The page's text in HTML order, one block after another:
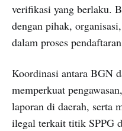
verifikasi yang berlaku.
dengan pihak,
dalam proses
Koordinasi antara BGN
memperkuat
laporan di daerah, serta
ilegal terkait titik SPPG